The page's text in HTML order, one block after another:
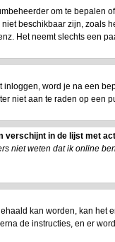
om te bepalen
beschikbaar zijn,
Het neemt slechts een
inloggen, word je na een
niet aan te raden op een
verschijnt in de lijst met
niet weten dat ik online
kan worden, kan
de instructies, en er